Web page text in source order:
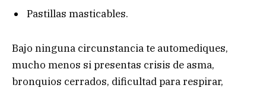
Pastillas masticables.
Bajo ninguna circunstancia te automediques,
mucho menos si presentas crisis de asma,
bronquios cerrados, dificultad para respirar,